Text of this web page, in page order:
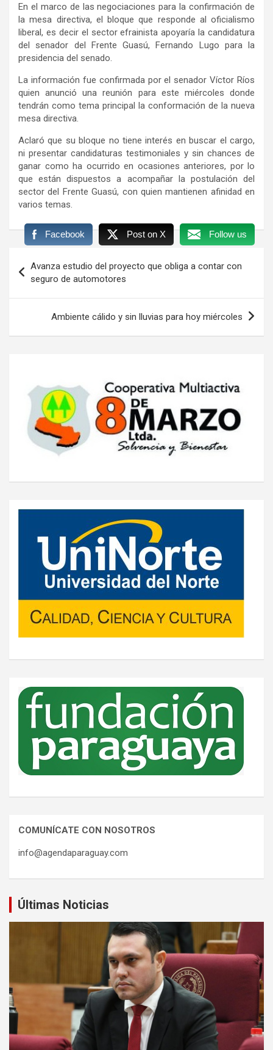
En el marco de las negociaciones para la confirmación de
la mesa directiva, el bloque que responde al oficialismo
liberal, es decir el sector efrainista apoyaría la candidatura
del senador del Frente Guasú, Fernando Lugo para la
presidencia del senado.
La información fue confirmada por el senador Víctor Ríos
quien anunció una reunión para este miércoles donde
tendrán como tema principal la conformación de la nueva
mesa directiva.
Aclaró que su bloque no tiene interés en buscar el cargo,
ni presentar candidaturas testimoniales y sin chances de
ganar como ha ocurrido en ocasiones anteriores, por lo
que están dispuestos a acompañar la postulación del
sector del Frente Guasú, con quien mantienen afinidad en
varios temas.
Facebook Post on X Follow us
de
entradas
Avanza estudio del proyecto que obliga a contar con
seguro de automotores
Ambiente cálido y sin lluvias para hoy miércoles
COMUNÍCATE CON NOSOTROS
info@agendaparaguay.com
Últimas Noticias